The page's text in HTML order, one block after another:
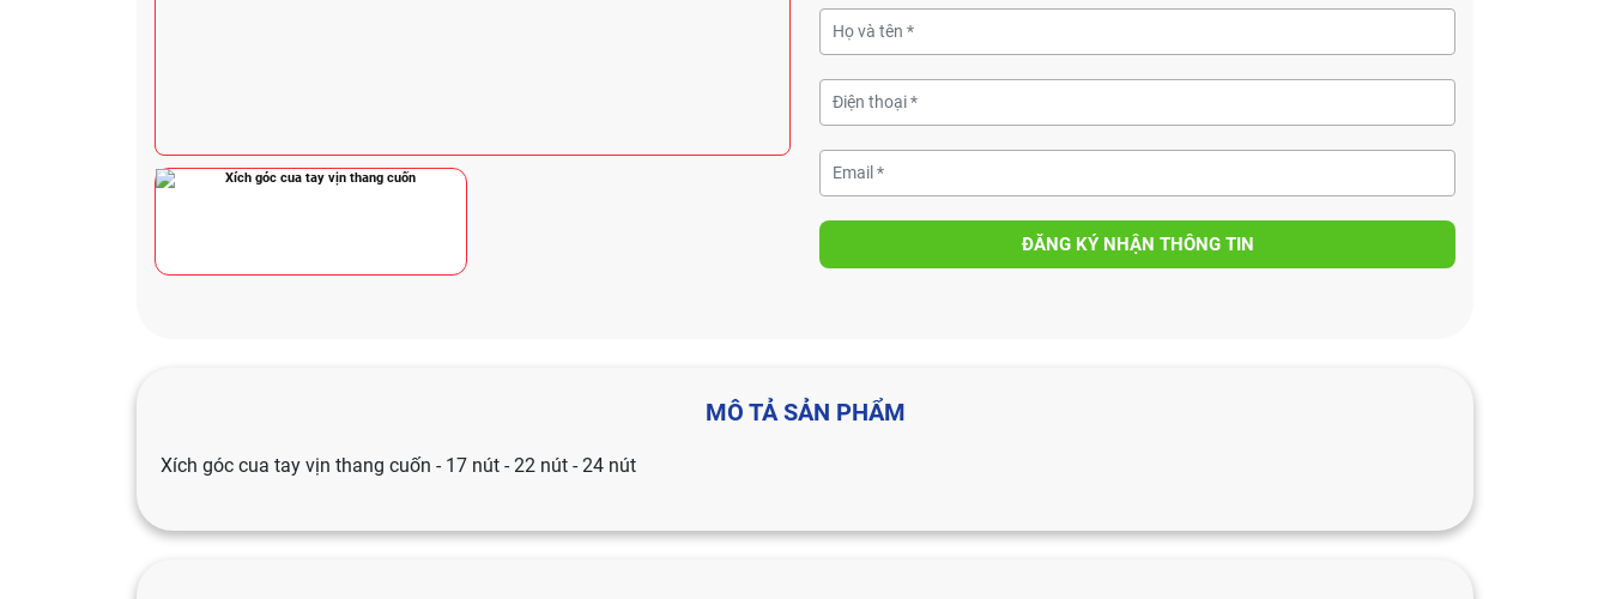
ĐĂNG KÝ NHẬN THÔNG TIN
MÔ TẢ SẢN PHẨM
Xích góc cua tay vịn thang cuốn - 17 nút - 22 nút - 24 nút